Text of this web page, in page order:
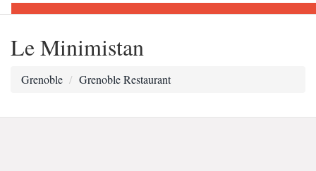
Le Minimistan
Grenoble Grenoble Restaurant